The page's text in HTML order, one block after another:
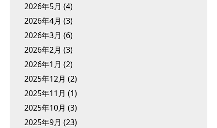
2026年5月 (4)
2026年4月 (3)
2026年3月 (6)
2026年2月 (3)
2026年1月 (2)
2025年12月 (2)
2025年11月 (1)
2025年10月 (3)
2025年9月 (23)